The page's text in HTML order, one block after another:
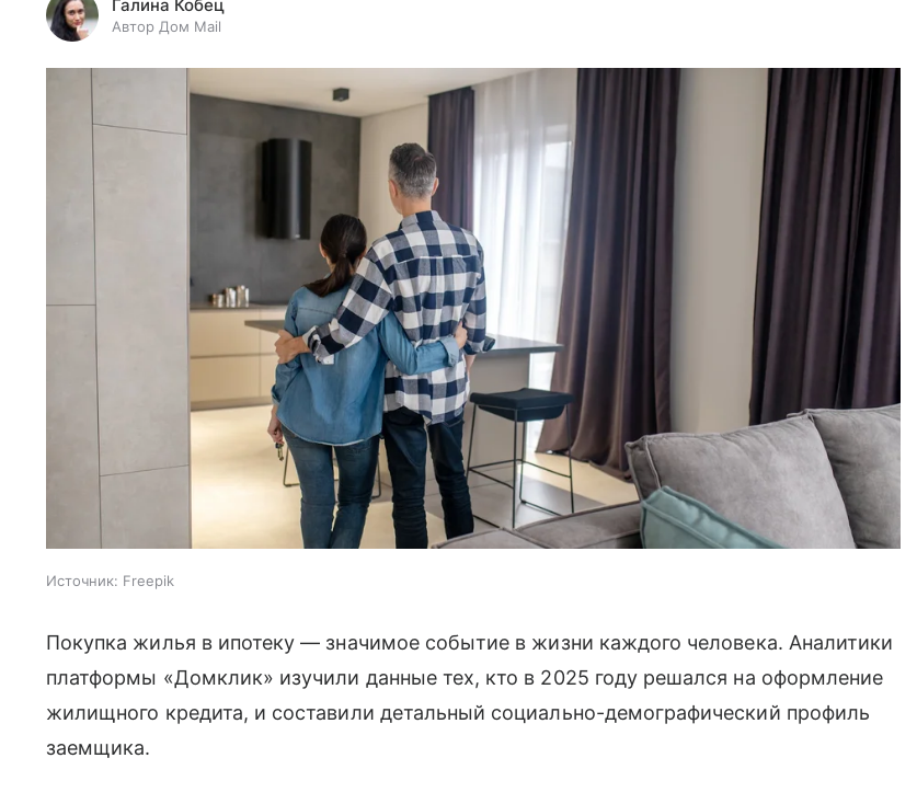
Галина Кобец
Автор Дом Mail
Источник: Freepik
Покупка жилья в ипотеку — значимое событие в жизни каждого человека. Аналитики
платформы «Домклик» изучили данные тех, кто в 2025 году решался на оформление
жилищного кредита, и составили детальный социально-демографический профиль
заемщика.